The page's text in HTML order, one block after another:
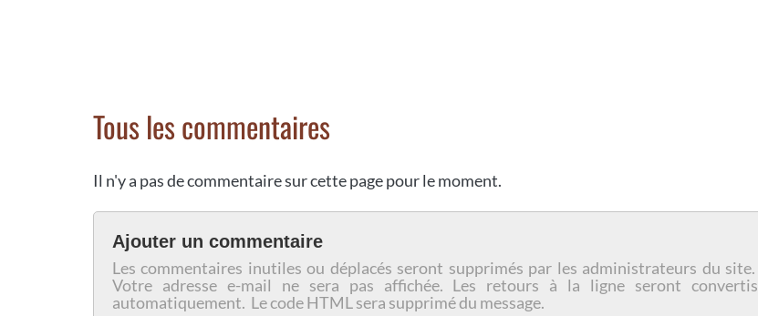
Tous les commentaires
Il n'y a pas de commentaire sur cette page pour le moment.
Ajouter un commentaire
Les commentaires inutiles ou déplacés seront supprimés par les administrateurs du site.
Votre adresse e-mail ne sera pas affichée. Les retours à la ligne seront convertis
automatiquement. Le code HTML sera supprimé du message.